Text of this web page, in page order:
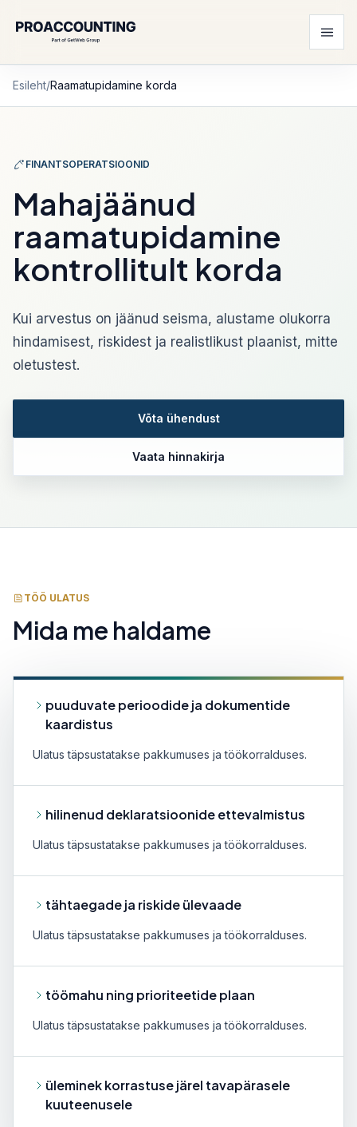
Esileht/Raamatupidamine korda
FINANTSOPERATSIOONID
Mahajäänud
raamatupidamine
kontrollitult korda
Kui arvestus on jäänud seisma, alustame olukorra
hindamisest, riskidest ja realistlikust plaanist, mitte
oletustest.
Võta ühendust
Vaata hinnakirja
TÖÖ ULATUS
Mida me haldame
puuduvate perioodide ja dokumentide
kaardistus
Ulatus täpsustatakse pakkumuses ja töökorralduses.
hilinenud deklaratsioonide ettevalmistus
Ulatus täpsustatakse pakkumuses ja töökorralduses.
tähtaegade ja riskide ülevaade
Ulatus täpsustatakse pakkumuses ja töökorralduses.
töömahu ning prioriteetide plaan
Ulatus täpsustatakse pakkumuses ja töökorralduses.
üleminek korrastuse järel tavapärasele
kuuteenusele